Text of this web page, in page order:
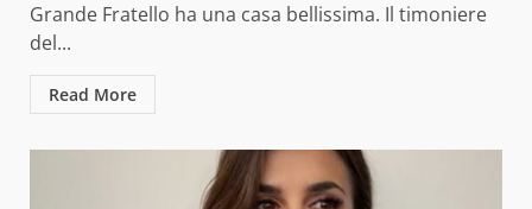
Grande Fratello ha una casa bellissima. Il timoniere
del...
Read More